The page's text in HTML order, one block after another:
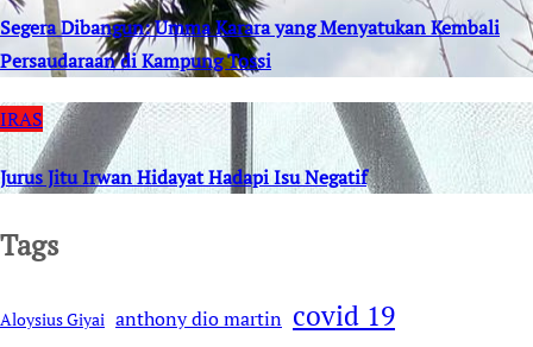
Segera Dibangun: Umma Karara yang Menyatukan Kembali
Persaudaraan di Kampung Tossi
IRAS
Jurus Jitu Irwan Hidayat Hadapi Isu Negatif
Tags
Aloysius Giyai anthony dio martin covid 19